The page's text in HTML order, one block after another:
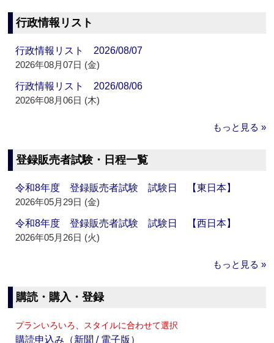
行政情報リスト
行政情報リスト 2026/08/07
2026年08月07日 (金)
行政情報リスト 2026/08/06
2026年08月06日 (木)
もっと見る »
登録販売者試験・日程一覧
令和8年度 登録販売者試験 試験日 【東日本】
2026年05月29日 (金)
令和8年度 登録販売者試験 試験日 【西日本】
2026年05月26日 (火)
もっと見る »
購読・購入・登録
プランいろいろ、スタイルに合わせて選択
購読申込み（新聞 / 電子版）